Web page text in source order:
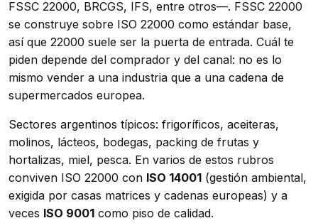
FSSC 22000, BRCGS, IFS, entre otros—. FSSC 22000
se construye sobre ISO 22000 como estándar base,
así que 22000 suele ser la puerta de entrada. Cuál te
piden depende del comprador y del canal: no es lo
mismo vender a una industria que a una cadena de
supermercados europea.
Sectores argentinos típicos: frigoríficos, aceiteras,
molinos, lácteos, bodegas, packing de frutas y
hortalizas, miel, pesca. En varios de estos rubros
conviven ISO 22000 con ISO 14001 (gestión ambiental,
exigida por casas matrices y cadenas europeas) y a
veces ISO 9001 como piso de calidad.